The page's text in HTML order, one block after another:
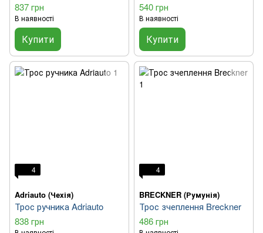
837 грн
В наявності
Купити
540 грн
В наявності
Купити
4
Adriauto (Чехія)
Трос ручника Adriauto
838 грн
4
BRECKNER (Румунія)
Трос зчеплення Breckner
486 грн